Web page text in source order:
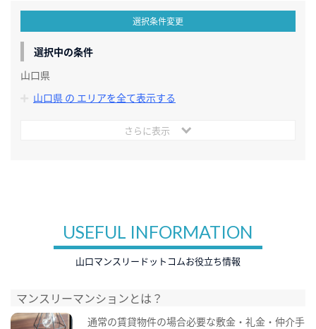
選択条件変更
選択中の条件
山口県
山口県 の エリアを全て表示する
さらに表示
USEFUL INFORMATION
山口マンスリードットコムお役立ち情報
マンスリーマンションとは？
通常の賃貸物件の場合必要な敷金・礼金・仲介手